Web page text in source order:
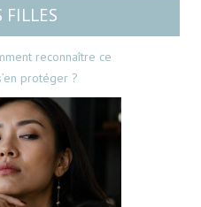
FILLES
reconnaître ce
protéger ?